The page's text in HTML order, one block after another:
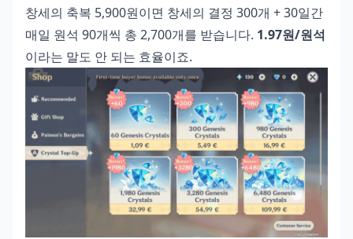
창세의 축복 5,900원이면 창세의 결정 300개 + 30일간
매일 원석 90개씩 총 2,700개를 받습니다. 1.97원/원석
이라는 말도 안 되는 효율이죠.